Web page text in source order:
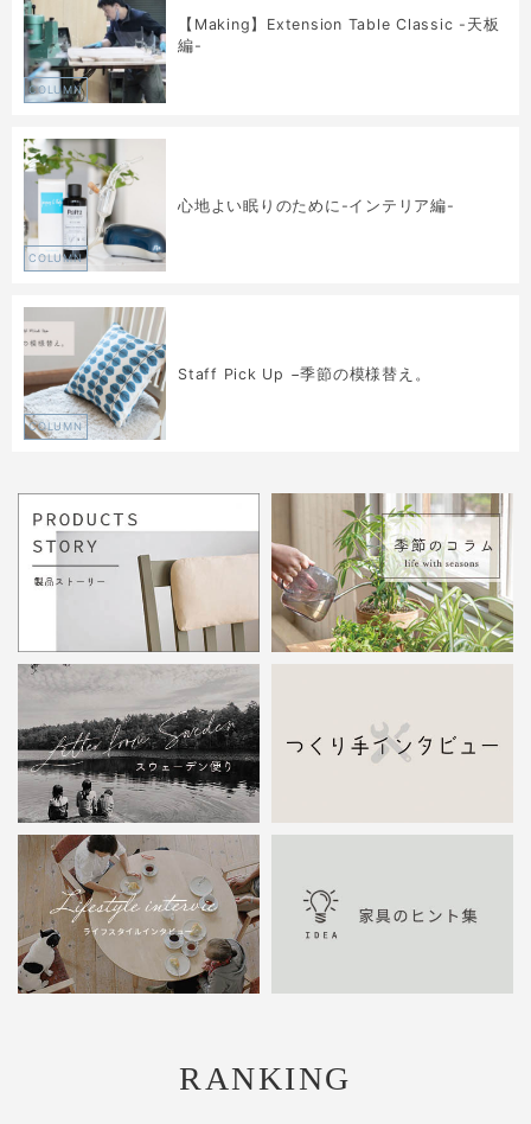
COLUMN
【Making】Extension Table Classic -天板
編-
COLUMN
心地よい眠りのために-インテリア編-
COLUMN
Staff Pick Up −季節の模様替え。
RANKING